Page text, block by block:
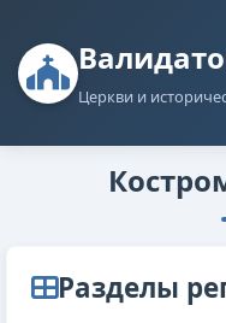
Церкви и
Разделы